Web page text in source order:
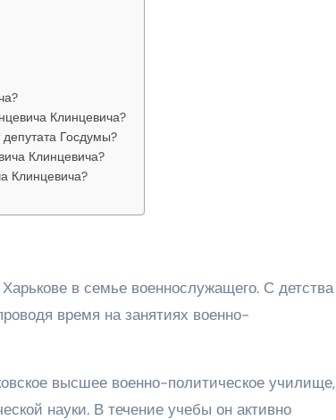
Клинцевича?
Госдумы?
Клинцевича?
Клинцевича?
в семье военнослужащего. С детства
время на занятиях военно-
высшее военно-политическое училище,
науки. В течение учебы он активно